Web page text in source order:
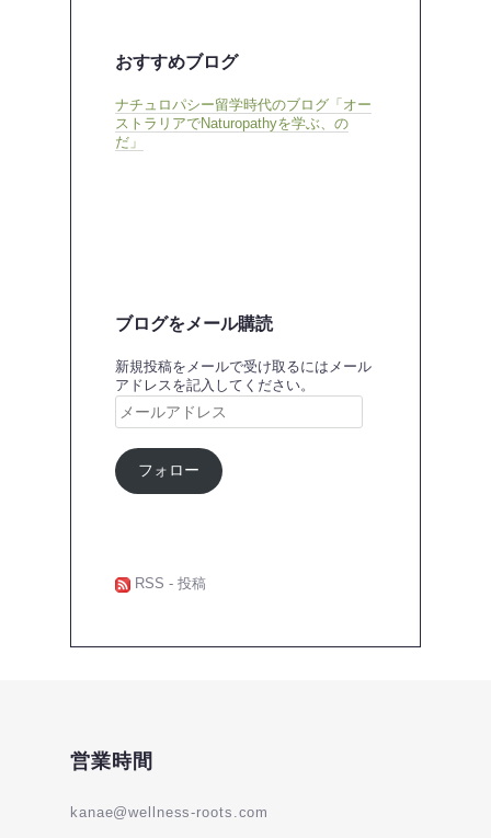
おすすめブログ
ナチュロパシー留学時代のブログ「オー
ストラリアでNaturopathyを学ぶ、の
だ」
ブログをメール購読
新規投稿をメールで受け取るにはメール
アドレスを記入してください。
ー
ア
ド
レ
フォロー
RSS - 投稿
営業時間
kanae@wellness-roots.com